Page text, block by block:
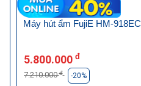
Máy hút ẩm FujiE HM-918EC
5.800.000 đ
7.210.000đ -20%